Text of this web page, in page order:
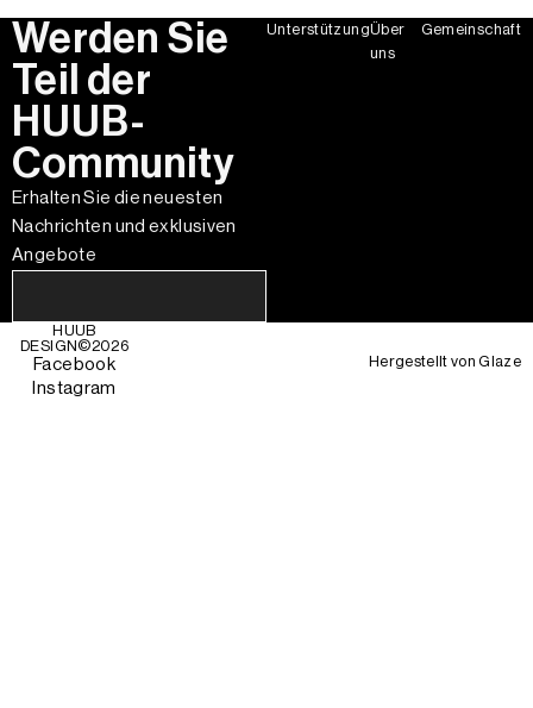
Werden Sie
Teil der
HUUB-
Community
Erhalten Sie die neuesten
Nachrichten und exklusiven
Angebote
UnterstützungÜber
uns
Gemeinschaft
HUUB
DESIGN©2026
Facebook
Instagram
Hergestellt vonGlaze